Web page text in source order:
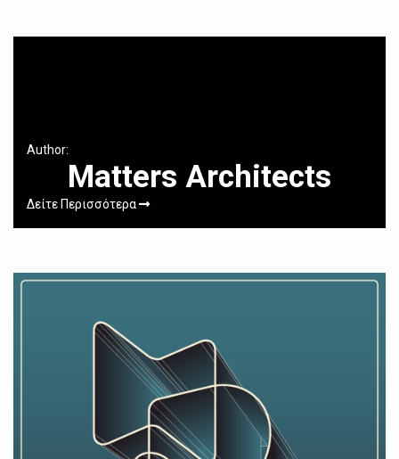
Author:
Matters Architects
Δείτε Περισσότερα